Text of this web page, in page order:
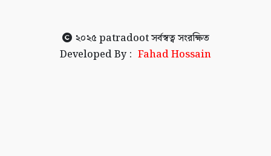
২০২৫ patradootসর্বস্বত্ব সংরক্ষিত
Developed By : Fahad Hossain